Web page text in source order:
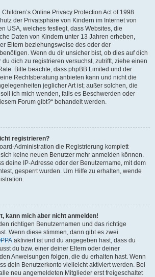
Online Privacy Protection Act of 1998
der Privatsphäre von Kindern im Internet von
USA, welches festlegt, dass Websites, die
Daten von Kindern unter 13 Jahren erheben,
Eltern beziehungsweise des oder der
Wenn du dir unsicher bist, ob dies auf dich
dich zu registrieren versuchst, zutrifft, ziehe einen
Bitte beachte, dass phpBB Limited und der
Rechtsberatung anbieten kann und nicht die
jeglicher Art ist; außer solchen, die
ich mich wenden, falls es Beschwerden oder
Forum gibt?“ behandelt werden.
registrieren?
Administration die Registrierung komplett
keine neuen Benutzer mehr anmelden können.
deine IP-Adresse oder der Benutzername, mit dem
gesperrt wurden. Um Hilfe zu erhalten, wende
kann mich aber nicht anmelden!
richtigen Benutzernamen und das richtige
Wenn diese stimmen, dann gibt es zwei
aktiviert ist und du angegeben hast, dass du
du bzw. einer deiner Eltern oder deiner
Anweisungen folgen, die du erhalten hast. Wenn
dein Benutzerkonto vielleicht aktiviert werden. Bei
neu angemeldeten Mitglieder erst freigeschaltet